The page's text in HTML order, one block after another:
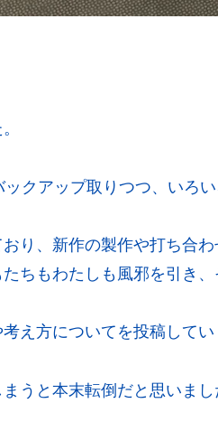
クアップ取りつつ、いろ
り、新作の製作や打ち合
ちもわたしも風邪を引き
え方についてを投稿してい
うと本末転倒だと思いまし